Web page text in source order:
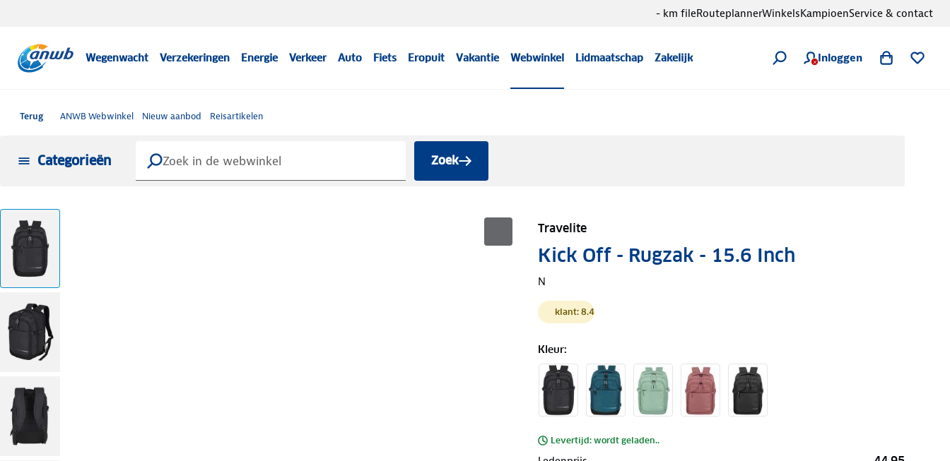
Wegenwacht Verzekeringen Energie Verkeer Auto Fiets Eropuit Vakantie Webwinkel Lidmaatschap Zakelijk Inloggen
- km fileRouteplannerWinkelsKampioenService & contact
Terug ANWB Webwinkel Nieuw aanbod Reisartikelen
Categorieën Zoek
Travelite
Kick Off - Rugzak - 15.6 Inch
N
klant: 8.4
Kleur:
Levertijd: wordt geladen..